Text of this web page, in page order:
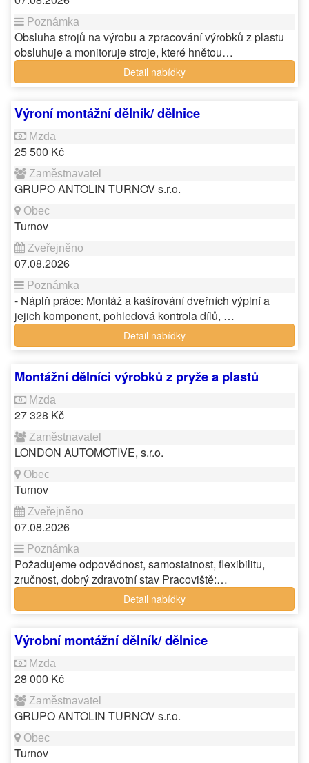
Obsluha strojů na výrobu a zpracování výrobků z plastu
obsluhuje a monitoruje stroje, které hnětou…
Detail nabídky
Výroní montážní dělník/ dělnice
25 500 Kč
GRUPO ANTOLIN TURNOV s.r.o.
Turnov
07.08.2026
- Náplň práce: Montáž a kašírování dveřních výplní a
jejich komponent, pohledová kontrola dílů, …
Detail nabídky
Montážní dělníci výrobků z pryže a plastů
27 328 Kč
LONDON AUTOMOTIVE, s.r.o.
Turnov
07.08.2026
Požadujeme odpovědnost, samostatnost, flexibilitu,
zručnost, dobrý zdravotní stav Pracoviště:…
Detail nabídky
Výrobní montážní dělník/ dělnice
28 000 Kč
GRUPO ANTOLIN TURNOV s.r.o.
Turnov